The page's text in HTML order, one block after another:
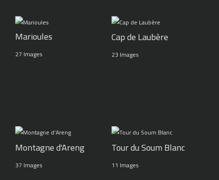
Marioules
27 Images
Cap de Laubère
23 Images
Montagne d'Areng
37 Images
Tour du Soum Blanc
11 Images